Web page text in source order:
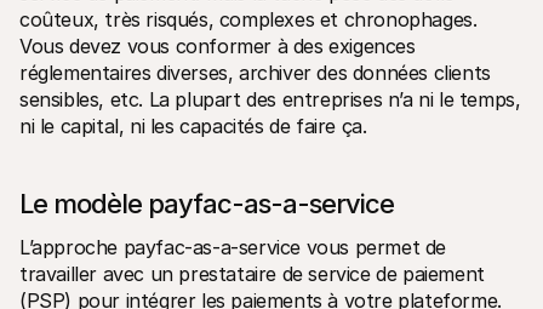
coûteux, très risqués, complexes et chronophages.
Vous devez vous conformer à des exigences
réglementaires diverses, archiver des données clients
sensibles, etc. La plupart des entreprises n’a ni le temps,
ni le capital, ni les capacités de faire ça.
Le modèle payfac-as-a-service
L’approche payfac-as-a-service vous permet de
travailler avec un prestataire de service de paiement
(PSP) pour intégrer les paiements à votre plateforme.